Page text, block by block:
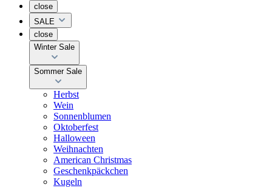
close
SALE
close
Winter Sale
Sommer Sale
Herbst
Wein
Sonnenblumen
Oktoberfest
Halloween
Weihnachten
American Christmas
Geschenkpäckchen
Kugeln